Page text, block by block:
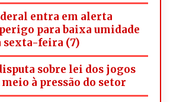
entra em alerta
para baixa umidade
sexta-feira (7)
sobre lei dos jogos
meio à pressão do setor